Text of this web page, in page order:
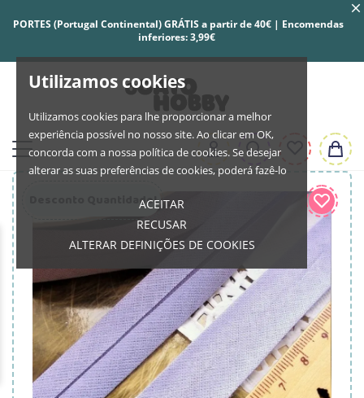
Utilizamos cookies
Utilizamos cookies para lhe proporcionar a melhor
experiência possível no nosso site. Ao clicar em OK,
concorda com a nossa política de cookies. Se desejar
alterar as suas preferências de cookies, poderá fazê-lo
ACEITAR
RECUSAR
ALTERAR DEFINIÇÕES DE COOKIES
PORTES (Portugal Continental) GRÁTIS a partir de 40€ | Encomendas
inferiores: 3,99€
Desconto Quantidade!